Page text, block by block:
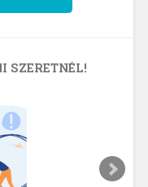
SZERETNÉL!